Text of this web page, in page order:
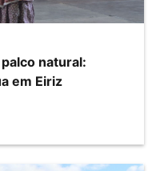
natural:
em Eiriz